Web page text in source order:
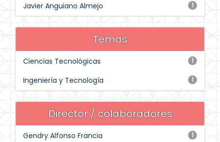
1
Javier Anguiano Almejo
Temas
1
Ciencias Tecnológicas
1
Ingeniería y Tecnología
Director / colaboradores
1
Gendry Alfonso Francia